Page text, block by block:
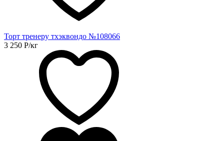
Торт тренеру тхэквондо №108066
3 250 Р/кг